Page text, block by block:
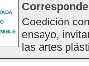
Coedición
ensayo,
las artes